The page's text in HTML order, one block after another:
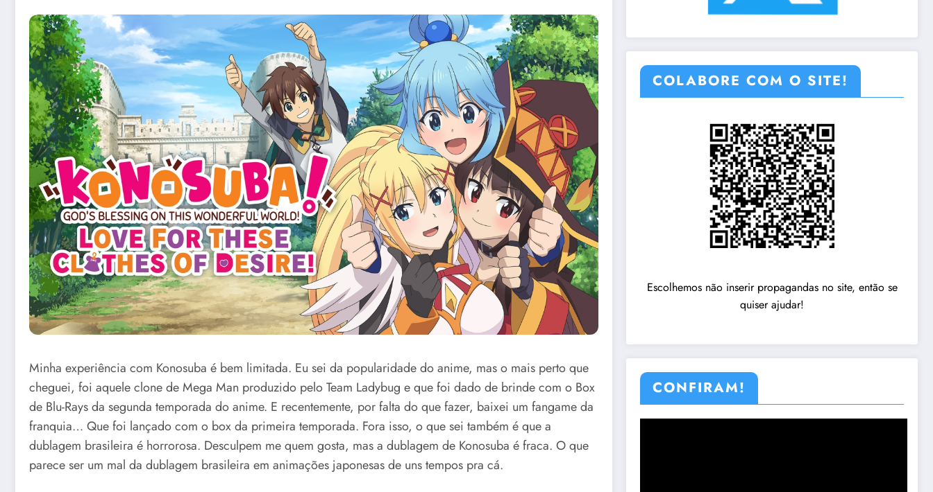
Minha experiência com Konosuba é bem limitada. Eu sei da popularidade do anime, mas o mais perto que
cheguei, foi aquele clone de Mega Man produzido pelo Team Ladybug e que foi dado de brinde com o Box
de Blu-Rays da segunda temporada do anime. E recentemente, por falta do que fazer, baixei um fangame da
franquia… Que foi lançado com o box da primeira temporada. Fora isso, o que sei também é que a
dublagem brasileira é horrorosa. Desculpem me quem gosta, mas a dublagem de Konosuba é fraca. O que
parece ser um mal da dublagem brasileira em animações japonesas de uns tempos pra cá.
COLABORE COM O SITE!
Escolhemos não inserir propagandas no site, então se
quiser ajudar!
CONFIRAM!